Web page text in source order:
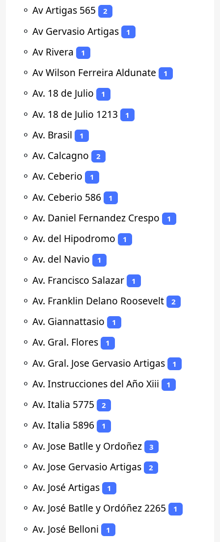
⚬ Av Artigas 565 2
⚬ Av Gervasio Artigas 1
⚬ Av Rivera 1
⚬ Av Wilson Ferreira Aldunate 1
⚬ Av. 18 de Julio 1
⚬ Av. 18 de Julio 1213 1
⚬ Av. Brasil 1
⚬ Av. Calcagno 2
⚬ Av. Ceberio 1
⚬ Av. Ceberio 586 1
⚬ Av. Daniel Fernandez Crespo 1
⚬ Av. del Hipodromo 1
⚬ Av. del Navio 1
⚬ Av. Francisco Salazar 1
⚬ Av. Franklin Delano Roosevelt 2
⚬ Av. Giannattasio 1
⚬ Av. Gral. Flores 1
⚬ Av. Gral. Jose Gervasio Artigas 1
⚬ Av. Instrucciones del Año Xiii 1
⚬ Av. Italia 5775 2
⚬ Av. Italia 5896 1
⚬ Av. Jose Batlle y Ordoñez 3
⚬ Av. Jose Gervasio Artigas 2
⚬ Av. José Artigas 1
⚬ Av. José Batlle y Ordóñez 2265 1
⚬ Av. José Belloni 1